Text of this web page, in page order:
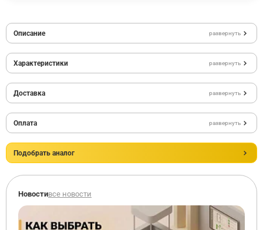
Описание развернуть
Характеристики развернуть
Доставка развернуть
Оплата развернуть
Подобрать аналог
Новостивсе новости